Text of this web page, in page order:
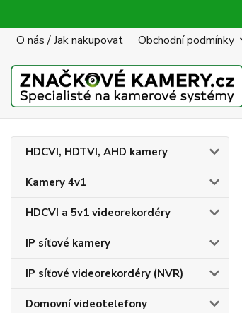
O nás / Jak nakupovat Obchodní podmínky
HDCVI, HDTVI, AHD kamery
Kamery 4v1
HDCVI a 5v1 videorekordéry
IP síťové kamery
IP síťové videorekordéry (NVR)
Domovní videotelefony